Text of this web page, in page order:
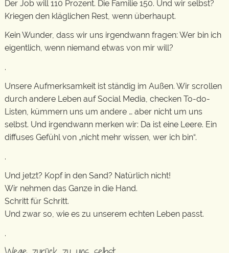
Der Job will 110 Prozent. Die Familie 150. Und wir selbst?
Kriegen den kläglichen Rest, wenn überhaupt.
Kein Wunder, dass wir uns irgendwann fragen: Wer bin ich
eigentlich, wenn niemand etwas von mir will?
.
Unsere Aufmerksamkeit ist ständig im Außen. Wir scrollen
durch andere Leben auf Social Media, checken To-do-
Listen, kümmern uns um andere … aber nicht um uns
selbst. Und irgendwann merken wir: Da ist eine Leere. Ein
diffuses Gefühl von „nicht mehr wissen, wer ich bin“.
.
Und jetzt? Kopf in den Sand? Natürlich nicht!
Wir nehmen das Ganze in die Hand.
Schritt für Schritt.
Und zwar so, wie es zu unserem echten Leben passt.
.